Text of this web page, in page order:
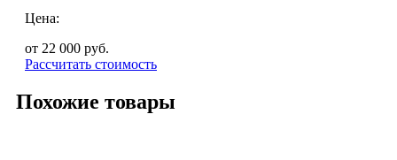
Цена:
от 22 000 руб.
Рассчитать стоимость
Похожие товары